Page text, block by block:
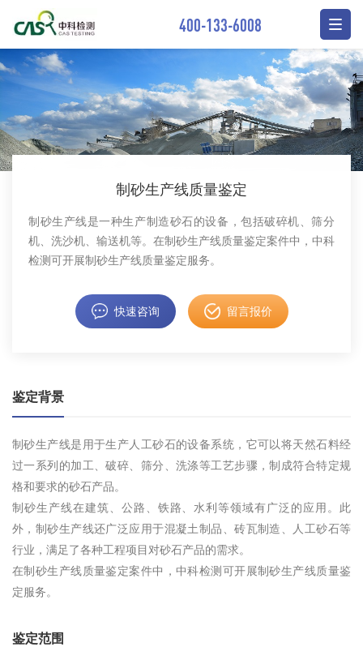
400-133-6008
制砂生产线质量鉴定
制砂生产线是一种生产制造砂石的设备，包括破碎机、筛分
机、洗沙机、输送机等。在制砂生产线质量鉴定案件中，中科
检测可开展制砂生产线质量鉴定服务。
快速咨询 留言报价
鉴定背景
制砂生产线是用于生产人工砂石的设备系统，它可以将天然石料经
过一系列的加工、破碎、筛分、洗涤等工艺步骤，制成符合特定规
格和要求的砂石产品。
制砂生产线在建筑、公路、铁路、水利等领域有广泛的应用。此
外，制砂生产线还广泛应用于混凝土制品、砖瓦制造、人工砂石等
行业，满足了各种工程项目对砂石产品的需求。
在制砂生产线质量鉴定案件中，中科检测可开展制砂生产线质量鉴
定服务。
鉴定范围